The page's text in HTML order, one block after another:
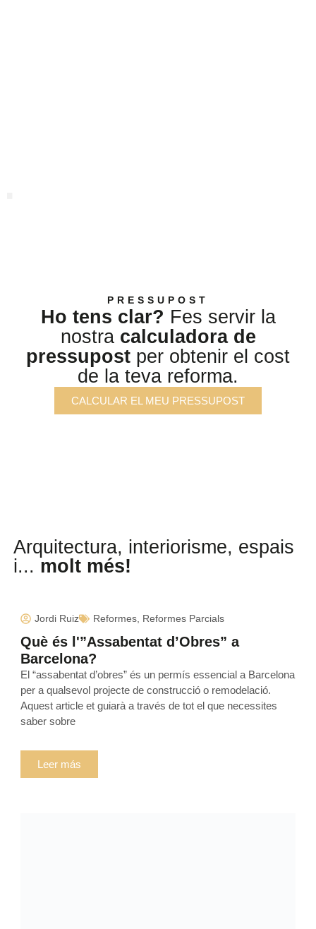
PRESSUPOST
Ho tens clar? Fes servir la
nostra calculadora de
pressupost per obtenir el cost
de la teva reforma.
CALCULAR EL MEU PRESSUPOST
Arquitectura, interiorisme, espais
i... molt més!
Jordi Ruiz Reformes, Reformes Parcials
Què és l'”Assabentat d’Obres” a
Barcelona?
El “assabentat d’obres” és un permís essencial a Barcelona
per a qualsevol projecte de construcció o remodelació.
Aquest article et guiarà a través de tot el que necessites
saber sobre
Leer más